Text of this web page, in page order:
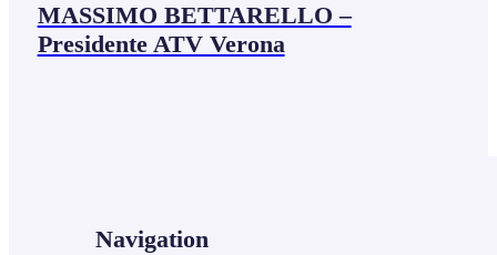
MASSIMO BETTARELLO –
Presidente ATV Verona
Navigation